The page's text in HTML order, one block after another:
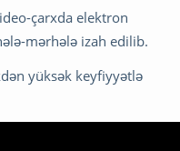
çarxda elektron
mərhələ izah edilib.
yüksək keyfiyyətlə